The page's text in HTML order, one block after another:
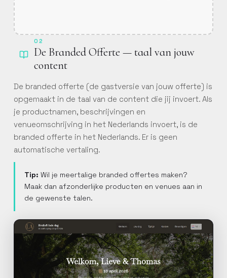
PERSOONLIJK
Vraag een
aan
Laat een Constell-specialist
jouw team begeleiden op
maat van jullie werking.
02
De Branded Offerte — taal van jouw
content
De branded offerte (de gastversie van jouw offerte) is
opgemaakt in de taal van de content die jij invoert. Als
je productnamen, beschrijvingen en
venueomschrijving in het Nederlands invoert, is de
branded offerte in het Nederlands. Er is geen
automatische vertaling.
Tip: Wil je meertalige branded offertes maken?
Maak dan afzonderlijke producten en venues aan in
de gewenste talen.